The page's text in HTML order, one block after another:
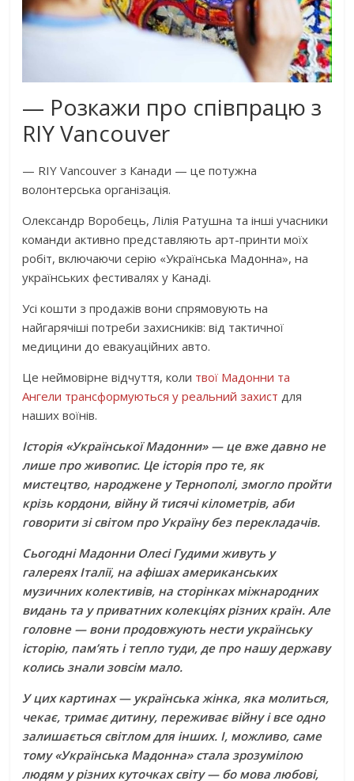
— Розкажи про співпрацю з
RIY Vancouver
— RIY Vancouver з Канади — це потужна
волонтерська організація.
Олександр Воробець, Лілія Ратушна та інші учасники
команди активно представляють арт-принти моїх
робіт, включаючи серію «Українська Мадонна», на
українських фестивалях у Канаді.
Усі кошти з продажів вони спрямовують на
найгарячіші потреби захисників: від тактичної
медицини до евакуаційних авто.
Це неймовірне відчуття, коли твої Мадонни та
Ангели трансформуються у реальний захист для
наших воїнів.
Історія «Української Мадонни» — це вже давно не
лише про живопис. Це історія про те, як
мистецтво, народжене у Тернополі, змогло пройти
крізь кордони, війну й тисячі кілометрів, аби
говорити зі світом про Україну без перекладачів.
Сьогодні Мадонни Олесі Гудими живуть у
галереях Італії, на афішах американських
музичних колективів, на сторінках міжнародних
видань та у приватних колекціях різних країн. Але
головне — вони продовжують нести українську
історію, пам’ять і тепло туди, де про нашу державу
колись знали зовсім мало.
У цих картинах — українська жінка, яка молиться,
чекає, тримає дитину, переживає війну і все одно
залишається світлом для інших. І, можливо, саме
тому «Українська Мадонна» стала зрозумілою
людям у різних куточках світу — бо мова любові,